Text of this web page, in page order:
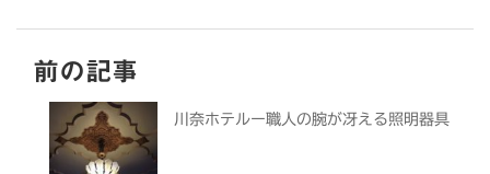
前の記事
川奈ホテルー職人の腕が冴える照明器具